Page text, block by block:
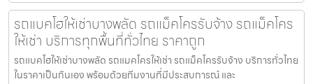
รถแบคโฮให้เช่าบางพลัด รถแม็คโครรับจ้าง รถแม็คโคร
ให้เช่า บริการทุกพื้นที่ทั่วไทย ราคาถูก
รถแบคโฮให้เช่าบางพลัด รถแมคโครให้เช่า รถแม็คโครรับจ้าง บริการทั่วไทย
ในราคาเป็นกันเอง พร้อมด้วยทีมงานที่มีประสบการณ์ และ